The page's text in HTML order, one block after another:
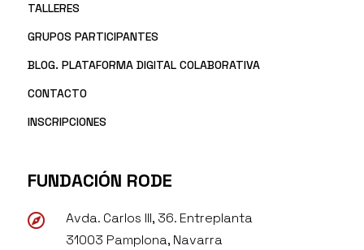
TALLERES
GRUPOS PARTICIPANTES
BLOG. PLATAFORMA DIGITAL COLABORATIVA
CONTACTO
INSCRIPCIONES
FUNDACIÓN RODE

Avda. Carlos III, 36. Entreplanta
31003 Pamplona, Navarra